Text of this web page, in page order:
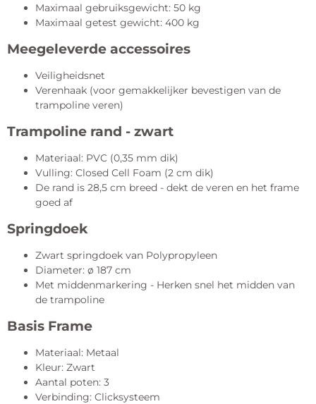
Maximaal gebruiksgewicht: 50 kg
Maximaal getest gewicht: 400 kg
Meegeleverde accessoires
Veiligheidsnet
Verenhaak (voor gemakkelijker bevestigen van de
trampoline veren)
Trampoline rand - zwart
Materiaal: PVC (0,35 mm dik)
Vulling: Closed Cell Foam (2 cm dik)
De rand is 28,5 cm breed - dekt de veren en het frame
goed af
Springdoek
Zwart springdoek van Polypropyleen
Diameter: ø 187 cm
Met middenmarkering - Herken snel het midden van
de trampoline
Basis Frame
Materiaal: Metaal
Kleur: Zwart
Aantal poten: 3
Verbinding: Clicksysteem